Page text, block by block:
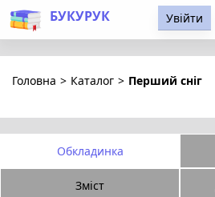
БУКУРУК Увійти
Головна > Каталог > Перший сніг
Обкладинка
Зміст